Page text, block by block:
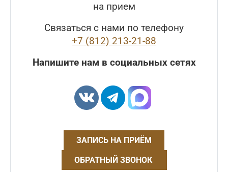
на прием
Связаться с нами по телефону
+7 (812) 213-21-88
Напишите нам в социальных сетях
ЗАПИСЬ НА ПРИЁМ
ОБРАТНЫЙ ЗВОНОК